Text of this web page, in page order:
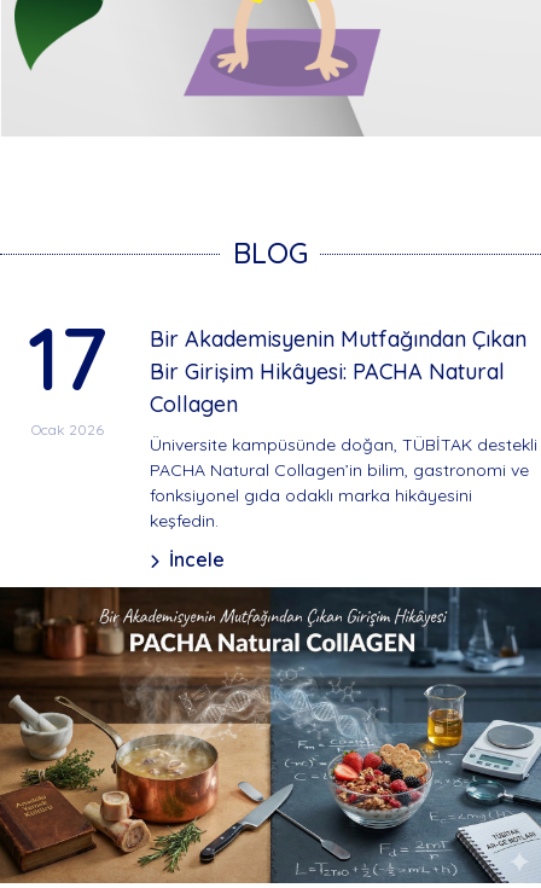
BLOG
17
Ocak 2026
Bir Akademisyenin Mutfağından Çıkan
Bir Girişim Hikâyesi: PACHA Natural
Collagen
Üniversite kampüsünde doğan, TÜBİTAK destekli
PACHA Natural Collagen’in bilim, gastronomi ve
fonksiyonel gıda odaklı marka hikâyesini
keşfedin.
İncele